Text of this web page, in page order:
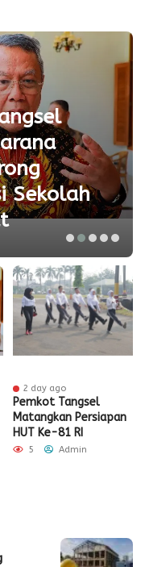
Sekolah
2 day ago
Pemkot Tangsel
Matangkan Persiapan
HUT Ke-81 RI
5 Admin